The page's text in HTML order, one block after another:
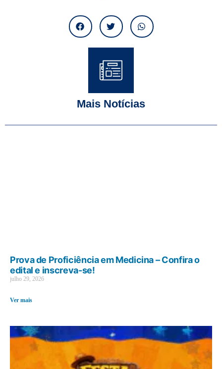
Mais Notícias
Prova de Proficiência em Medicina – Confira o
edital e inscreva-se!
julho 29, 2026
Ver mais